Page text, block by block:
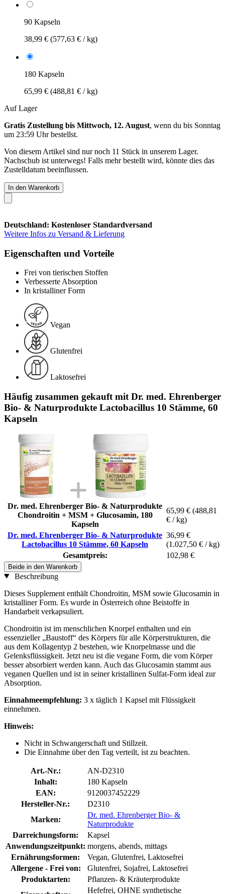
90 Kapseln
38,99 € (577,63 € / kg)
180 Kapseln
65,99 € (488,81 € / kg)
Auf Lager
Gratis Zustellung bis Mittwoch, 12. August, wenn du bis Sonntag
um 23:59 Uhrbestellst.
Von diesem Artikel sind nur noch 11 Stück in unserem Lager.
Nachschub ist unterwegs! Falls mehr bestellt wird, könnte dies das
Zustelldatum beeinflussen.
In den Warenkorb
Deutschland: Kostenloser Standardversand
Weitere Infos zu Versand & Lieferung
Eigenschaften und Vorteile
Frei von tierischen Stoffen
Verbesserte Absorption
In kristalliner Form
Vegan
Glutenfrei
Laktosefrei
Häufig zusammen gekauft mit Dr. med. Ehrenberger
Bio- & Naturprodukte Lactobacillus 10 Stämme, 60
Kapseln
Dr. med. Ehrenberger Bio- & Naturprodukte
Chondroitin + MSM + Glucosamin, 180
Kapseln
65,99 € (488,81
€ / kg)
Dr. med. Ehrenberger Bio- & Naturprodukte
Lactobacillus 10 Stämme, 60 Kapseln
36,99 €
(1.027,50 € / kg)
Gesamtpreis:
102,98 €
Beide in den Warenkorb
Beschreibung
Dieses Supplement enthält Chondroitin, MSM sowie Glucosamin in
kristalliner Form. Es wurde in Österreich ohne Beistoffe in
Handarbeit verkapsuliert.
Chondroitin ist im menschlichen Knorpel enthalten und ein
essenzieller „Baustoff“ des Körpers für alle Körperstrukturen, die
aus dem Kollagentyp 2 bestehen, wie Knorpelmasse und die
Gelenksflüssigkeit. Jetzt neu ist die vegane Form, die vom Körper
besser absorbiert werden kann. Auch das Glucosamin stammt aus
veganen Quellen und ist in seiner kristallinen Sulfat-Form ideal zur
Absorption.
Einnahmeempfehlung: 3 x täglich 1 Kapsel mit Flüssigkeit
einnehmen.
Hinweis:
Nicht in Schwangerschaft und Stillzeit.
Die Einnahme über den Tag verteilt, ist zu beachten.
Art.-Nr.:
AN-D2310
Inhalt:
180 Kapseln
EAN:
9120037452229
Hersteller-Nr.:
D2310
Marken:
Dr. med. Ehrenberger Bio- &
Naturprodukte
Darreichungsform:
Kapsel
Anwendungszeitpunkt: morgens, abends, mittags
Ernährungsformen:
Vegan, Glutenfrei, Laktosefrei
Allergene - Frei von:
Glutenfrei, Sojafrei, Laktosefrei
Produktarten:
Pflanzen- & Kräuterprodukte
Hefefrei, OHNE synthetische